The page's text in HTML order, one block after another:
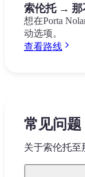
索伦托 → 那
想在Porta
动选项。
查看路线
常见问题
关于索伦托至